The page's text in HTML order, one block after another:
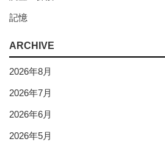
記憶
ARCHIVE
2026年8月
2026年7月
2026年6月
2026年5月